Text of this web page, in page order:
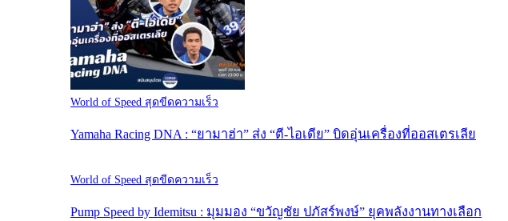
World of Speed สุดขีดความเร็ว
Yamaha Racing DNA : “ยามาฮ่า” ส่ง “ตี-ไอเดีย” บิดอุ่นเครื่องที่ออสเตรเลีย
World of Speed สุดขีดความเร็ว
Pump Speed by Idemitsu : มุมมอง “ขวัญชัย ปภัสร์พงษ์” ยุคพลังงานทางเลือก